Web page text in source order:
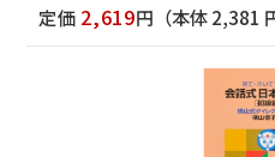
定価 2,619円 （本体 2,381